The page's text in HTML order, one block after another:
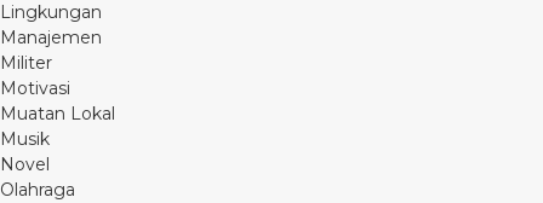
Lingkungan
Manajemen
Militer
Motivasi
Muatan Lokal
Musik
Novel
Olahraga